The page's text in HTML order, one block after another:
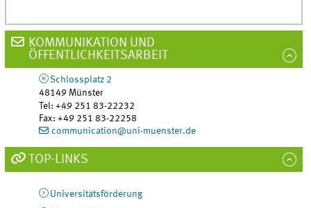
KOMMUNIKATION UND
ÖFFENTLICHKEITSARBEIT
Schlossplatz 2
48149 Münster
Tel:+49 251 83-22232
Fax:+49 251 83-22258
communication@uni-muenster.de
TOP-LINKS
Universitätsförderung